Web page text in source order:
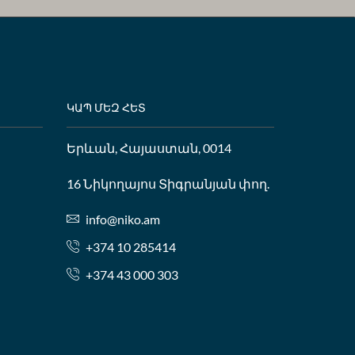
ԿԱՊ ՄԵԶ ՀԵՏ
Երևան, Հայաստան, 0014
16 Նիկողայոս Տիգրանյան փող.
info@niko.am
+374 10 285414
+374 43 000 303